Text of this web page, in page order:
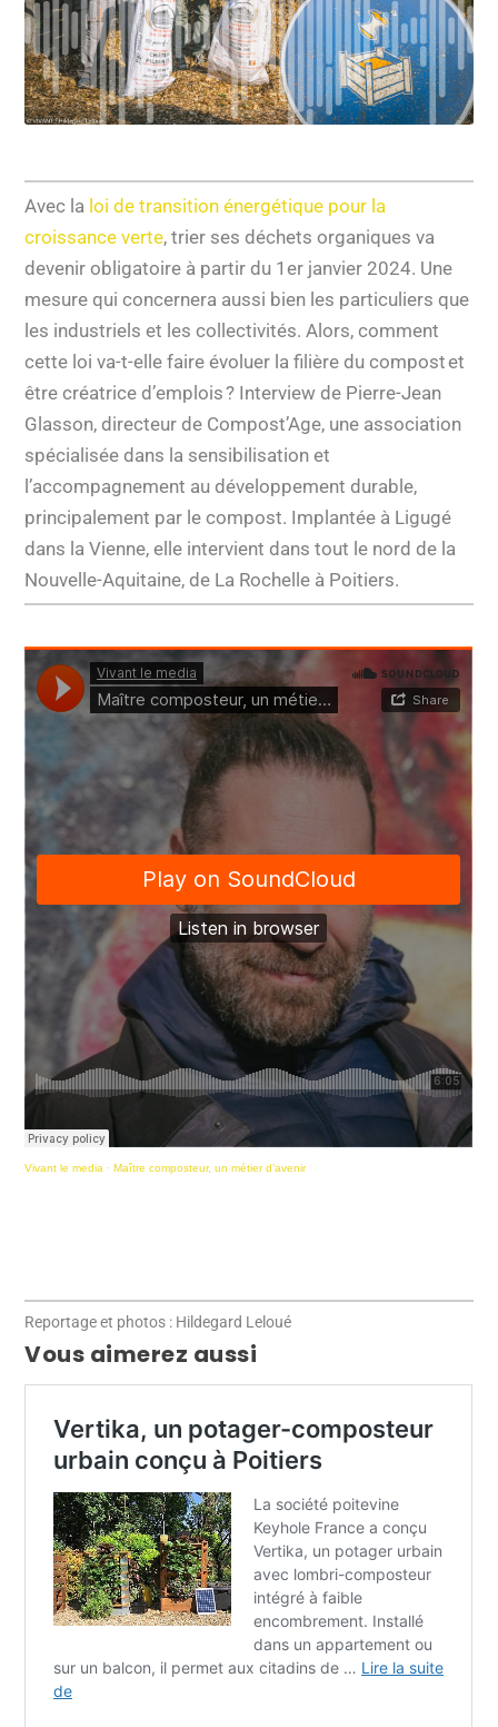
Avec la loi de transition énergétique pour la
croissance verte, trier ses déchets organiques va
devenir obligatoire à partir du 1er janvier 2024. Une
mesure qui concernera aussi bien les particuliers que
les industriels et les collectivités. Alors, comment
cette loi va-t-elle faire évoluer la filière du compost et
être créatrice d’emplois ? Interview de Pierre-Jean
Glasson, directeur de Compost’Age, une association
spécialisée dans la sensibilisation et
l’accompagnement au développement durable,
principalement par le compost. Implantée à Ligugé
dans la Vienne, elle intervient dans tout le nord de la
Nouvelle-Aquitaine, de La Rochelle à Poitiers.
Vivant le media ·Maître composteur, un métier d’avenir
Reportage et photos : Hildegard Leloué
Vous aimerez aussi